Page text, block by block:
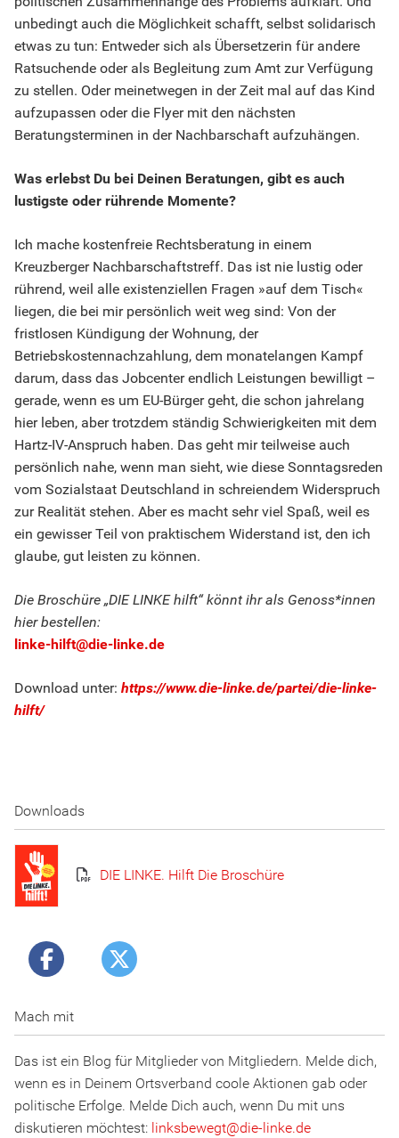
unbedingt auch die Möglichkeit schafft, selbst solidarisch
etwas zu tun: Entweder sich als Übersetzerin für andere
Ratsuchende oder als Begleitung zum Amt zur Verfügung
zu stellen. Oder meinetwegen in der Zeit mal auf das Kind
aufzupassen oder die Flyer mit den nächsten
Beratungsterminen in der Nachbarschaft aufzuhängen.
Was erlebst Du bei Deinen Beratungen, gibt es auch
lustigste oder rührende Momente?
Ich mache kostenfreie Rechtsberatung in einem
Kreuzberger Nachbarschaftstreff. Das ist nie lustig oder
rührend, weil alle existenziellen Fragen »auf dem Tisch«
liegen, die bei mir persönlich weit weg sind: Von der
fristlosen Kündigung der Wohnung, der
Betriebskostennachzahlung, dem monatelangen Kampf
darum, dass das Jobcenter endlich Leistungen bewilligt –
gerade, wenn es um EU-Bürger geht, die schon jahrelang
hier leben, aber trotzdem ständig Schwierigkeiten mit dem
Hartz-IV-Anspruch haben. Das geht mir teilweise auch
persönlich nahe, wenn man sieht, wie diese Sonntagsreden
vom Sozialstaat Deutschland in schreiendem Widerspruch
zur Realität stehen. Aber es macht sehr viel Spaß, weil es
ein gewisser Teil von praktischem Widerstand ist, den ich
glaube, gut leisten zu können.
Die Broschüre „DIE LINKE hilft“ könnt ihr als Genoss*innen
hier bestellen:
linke-hilft@die-linke.de
Download unter: https://www.die-linke.de/partei/die-linke-
hilft/
Downloads
DIE LINKE. Hilft Die Broschüre
Mach mit
Das ist ein Blog für Mitglieder von Mitgliedern. Melde dich,
wenn es in Deinem Ortsverband coole Aktionen gab oder
politische Erfolge. Melde Dich auch, wenn Du mit uns
diskutieren möchtest: linksbewegt@die-l inke.de